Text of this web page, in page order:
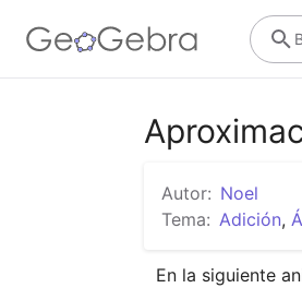
Autor: Noel
Tema: Adición,
En la siguiente